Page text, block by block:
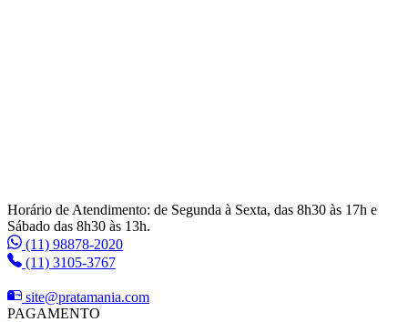
Horário de Atendimento: de Segunda à Sexta, das 8h30 às 17h e
Sábado das 8h30 às 13h.
(11) 98878-2020
(11) 3105-3767
site@pratamania.com
PAGAMENTO